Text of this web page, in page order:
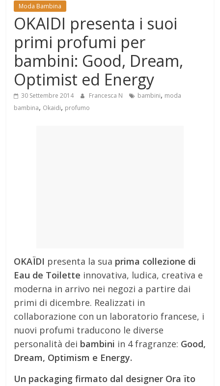
Mondo
Moda Bambina
OKAIDI presenta i suoi
primi profumi per
bambini: Good, Dream,
Optimist ed Energy
30 Settembre 2014 Francesca N bambini, moda
bambina, Okaidi, profumo
OKAÏDI presenta la sua prima collezione di
Eau de Toilette innovativa, ludica, creativa e
moderna in arrivo nei negozi a partire dai
primi di dicembre. Realizzati in
collaborazione con un laboratorio francese, i
nuovi profumi traducono le diverse
personalità dei bambini in 4 fragranze: Good,
Dream, Optimism e Energy.
Un packaging firmato dal designer Ora ïto